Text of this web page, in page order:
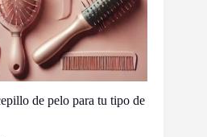
de pelo para tu tipo de